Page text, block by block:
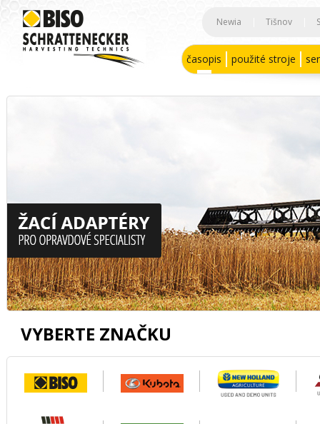
Newia Tišnov
časopis použité stroje
VYBERTE ZNAČKU